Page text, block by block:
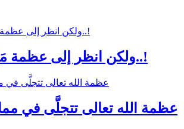
ولكن انظر إلى عظمة مَنْ عَصَيْت..!
عظمة الله تعالى تتجلَّى في